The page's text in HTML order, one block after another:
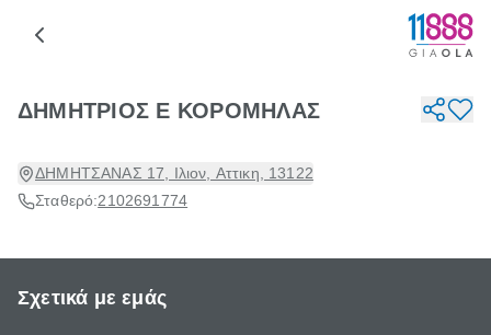
ΔΗΜΗΤΡΙΟΣ Ε ΚΟΡΟΜΗΛΑΣ
ΔΗΜΗΤΣΑΝΑΣ 17, Ιλιον, Αττικη, 13122
Σταθερό:2102691774
Σχετικά με εμάς